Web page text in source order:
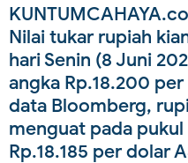
Nilai tukar rupiah
hari Senin (8 Juni
angka Rp.18.200
data Bloomberg,
menguat pada
Rp.18.185 per dolar